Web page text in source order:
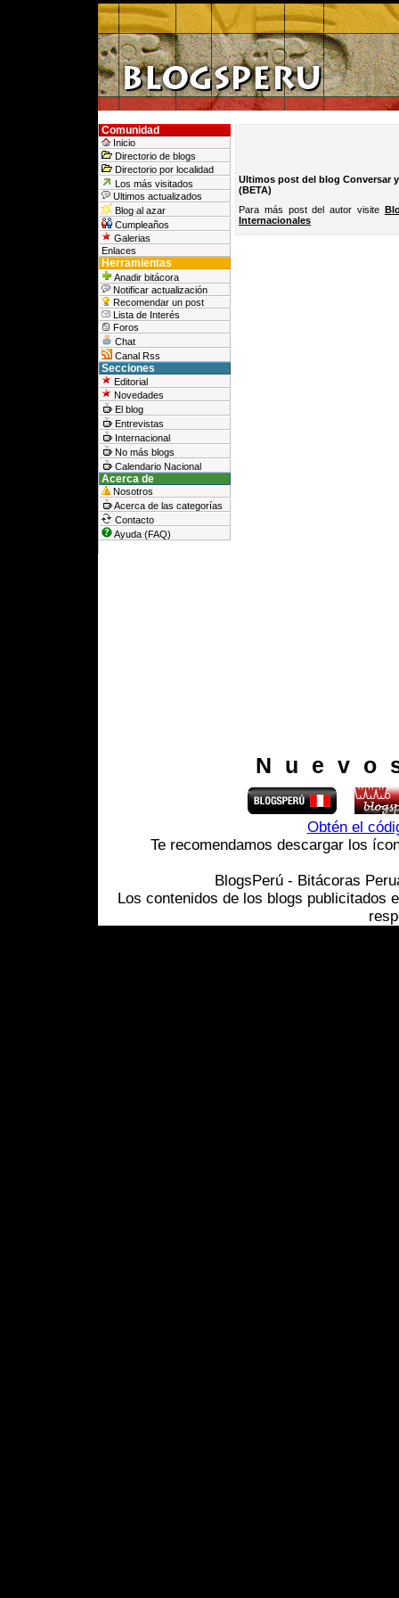
Comunidad
Inicio
Directorio de blogs
Directorio por localidad
Los más visitados
Ultimos actualizados
Blog al azar
Cumpleaños
Galerias
Enlaces
Herramientas
Anadir bitácora
Notificar actualización
Recomendar un post
Lista de Interés
Foros
Chat
Canal Rss
Secciones
Editorial
Novedades
El blog
Entrevistas
Internacional
No más blogs
Calendario Nacional
Acerca de
Nosotros
Acerca de las categorías
Contacto
Ayuda (FAQ)
Ultimos post del blog Conversar
(BETA)
Para más post del autor visite
Internacionales
Obtén el
Te recomendamos descargar los
BlogsPerú - Bitácoras
Los contenidos de los blogs publicitados